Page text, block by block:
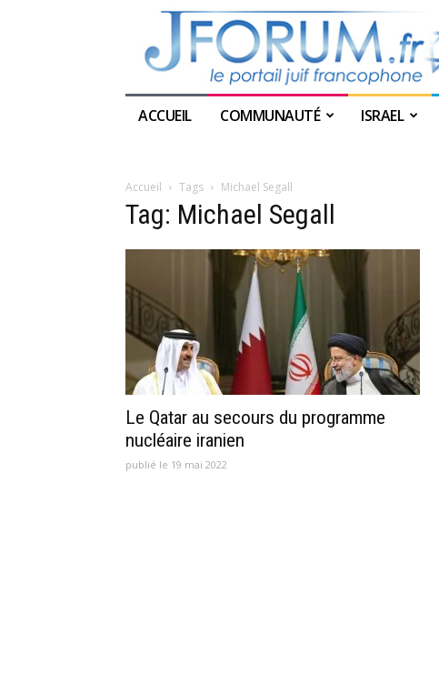
ACCUEIL COMMUNAUTÉ ISRAEL
Accueil Tags Michael Segall
Tag: Michael Segall
Le Qatar au secours du programme
nucléaire iranien
publié le 19 mai 2022